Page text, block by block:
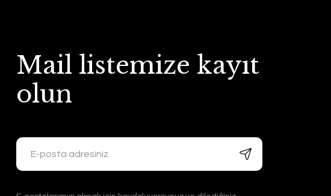
Mail listemize kayıt
olun